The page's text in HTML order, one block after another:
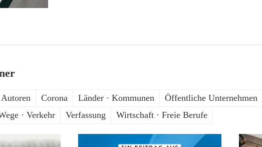
Autoren Corona Länder · Kommunen Öffentliche Unternehmen
· Verkehr Verfassung Wirtschaft · Freie Berufe